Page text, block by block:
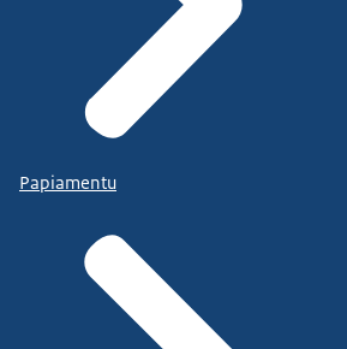
Papiamentu